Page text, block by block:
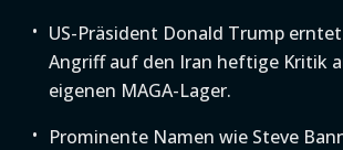
US-Präsident Donald Trump
Angriff auf den Iran heftige Kritik
eigenen MAGA-Lager.
Prominente Namen wie Steve